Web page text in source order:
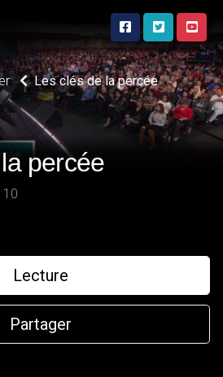
Les clés de la percée
percée
10
Lecture
Partager